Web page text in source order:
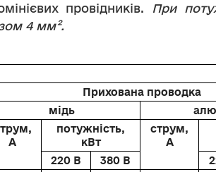
провідників.
При
4 мм².
Прихована проводка
мідь
А
потужність,
кВт
струм,
А
220 В 380 В